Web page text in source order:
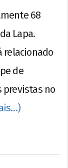
68
Lapa.
relacionado
de
previstas no